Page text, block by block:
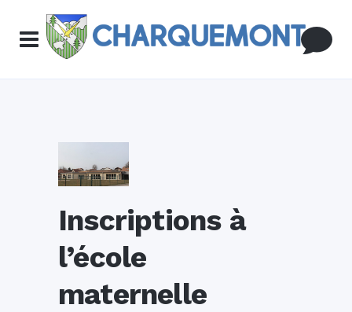
Inscriptions à
l’école
maternelle